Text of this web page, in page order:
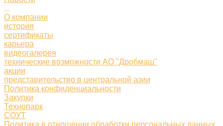
...
О компании
история
сертификаты
карьера
видеогалерея
технические возможности АО "Дробмаш"
акции
представительство в центральной азии
Политика конфиденциальности
Закупки
Технопарк
СОУТ
Политика в отношении обработки персональных данных